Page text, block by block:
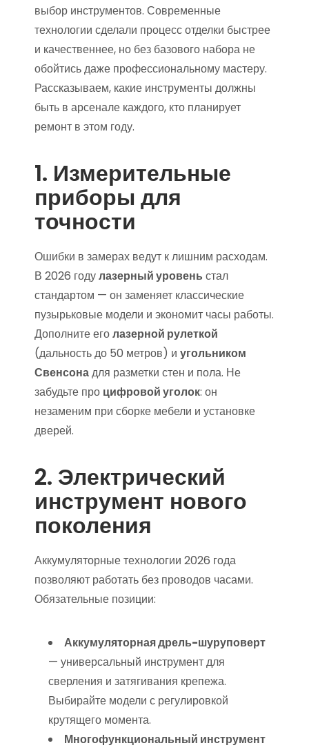
выбор инструментов. Современные
технологии сделали процесс отделки быстрее
и качественнее, но без базового набора не
обойтись даже профессиональному мастеру.
Рассказываем, какие инструменты должны
быть в арсенале каждого, кто планирует
ремонт в этом году.
1. Измерительные
приборы для
точности
Ошибки в замерах ведут к лишним расходам.
В 2026 годулазерный уровень стал
стандартом — он заменяет классические
пузырьковые модели и экономит часы работы.
Дополните еголазерной рулеткой
(дальность до 50 метров) и угольником
Свенсонадля разметки стен и пола. Не
забудьте про цифровой уголок: он
незаменим при сборке мебели и установке
дверей.
2. Электрический
инструмент нового
поколения
Аккумуляторные технологии 2026 года
позволяют работать без проводов часами.
Обязательные позиции:
Аккумуляторная дрель-шуруповерт
— универсальный инструмент для
сверления и затягивания крепежа.
Выбирайте модели с регулировкой
крутящего момента.
Многофункциональный инструмент